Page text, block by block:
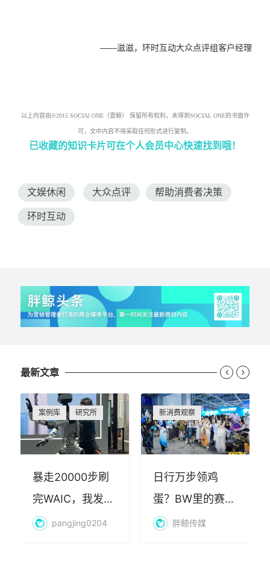
——滋滋，环时互动大众点评组客户经理
以上内容由©2015 SOCIAl ONE（壹鲸） 保留所有权利，未得到SOCIAL ONE的书面许
可，文中内容不得采取任何形式进行复制。
已收藏的知识卡片可在个人会员中心快速找到哦！
文娱休闲 大众点评 帮助消费者决策
环时互动
最新文章
案例库 研究所
暴走20000步刷
完WAIC，我发现
AI最赚钱的不是
pangjing0204
新消费观察
日行万步领鸡
蛋？BW里的赛博
朝圣，藏着品牌
胖鲸传媒
 